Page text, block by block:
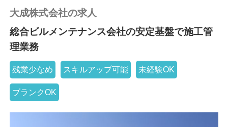
大成株式会社の求人
総合ビルメンテナンス会社の安定基盤で施工管
理業務
残業少なめ スキルアップ可能 未経験OK
ブランクOK